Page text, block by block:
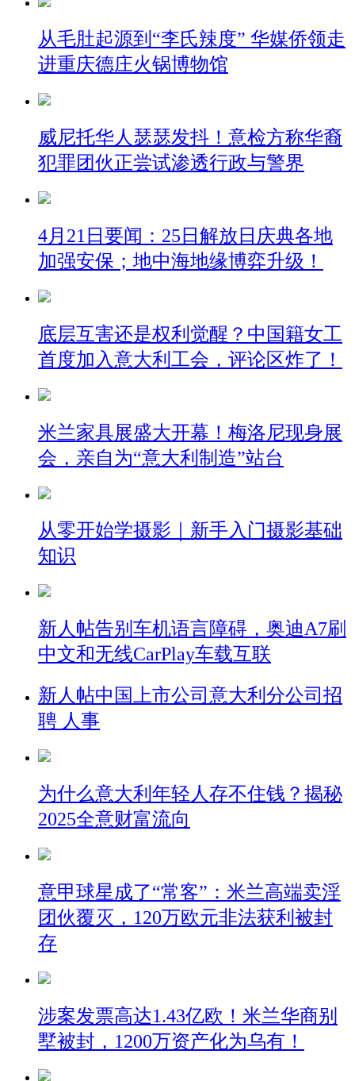
从毛肚起源到“李氏辣度” 华媒侨领走
进重庆德庄火锅博物馆
威尼托华人瑟瑟发抖！意检方称华裔
犯罪团伙正尝试渗透行政与警界
4月21日要闻：25日解放日庆典各地
加强安保；地中海地缘博弈升级！
底层互害还是权利觉醒？中国籍女工
首度加入意大利工会，评论区炸了！
米兰家具展盛大开幕！梅洛尼现身展
会，亲自为“意大利制造”站台
从零开始学摄影｜新手入门摄影基础
知识
新人帖告别车机语言障碍，奥迪A7刷
中文和无线CarPlay车载互联
新人帖中国上市公司意大利分公司招
聘 人事
为什么意大利年轻人存不住钱？揭秘
2025全意财富流向
意甲球星成了“常客”：米兰高端卖淫
团伙覆灭，120万欧元非法获利被封
存
涉案发票高达1.43亿欧！米兰华商别
墅被封，1200万资产化为乌有！